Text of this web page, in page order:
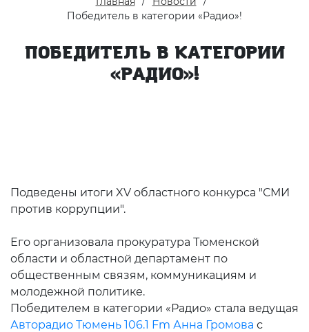
Победитель в категории «Радио»!
ПОБЕДИТЕЛЬ В КАТЕГОРИИ
«РАДИО»!
Подведены итоги XV областного конкурса "СМИ
против коррупции".
Его организовала прокуратура Тюменской
области и областной департамент по
общественным связям, коммуникациям и
молодежной политике.
Победителем в категории «Радио» стала ведущая
Авторадио Тюмень 106.1 Fm Анна Громова с